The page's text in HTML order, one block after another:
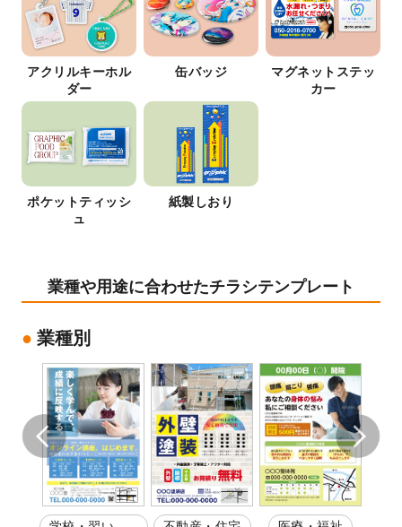
アクリルキーホル
ダー
缶バッジ
マグネットステッ
カー
ポケットティッシ
ュ
紙製しおり
業種や用途に合わせたチラシテンプレート
業種別